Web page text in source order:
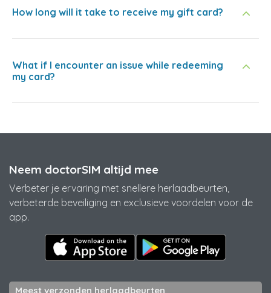
How long will it take to receive my gift card?
What if I encounter an issue while redeeming
my card?
Neem doctorSIM altijd mee
Verbeter je ervaring met snellere herlaadbeurten,
verbeterde beveiliging en exclusieve voordelen voor de
app.
Meest verzonden herlaadbeurten